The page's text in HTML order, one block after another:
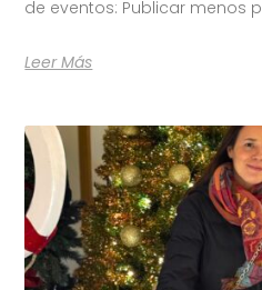
de eventos: Publicar menos
Leer Más